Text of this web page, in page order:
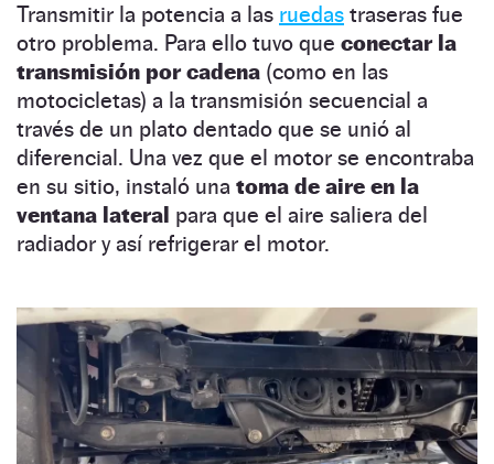
Transmitir la potencia a las ruedas traseras fue
otro problema. Para ello tuvo que conectar la
transmisión por cadena (como en las
motocicletas) a la transmisión secuencial a
través de un plato dentado que se unió al
diferencial. Una vez que el motor se encontraba
en su sitio, instaló una toma de aire en la
ventana lateral para que el aire saliera del
radiador y así refrigerar el motor.